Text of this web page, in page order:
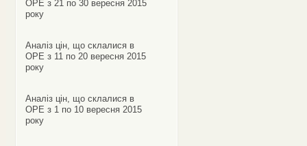
ОРЕ з 21 по 30 вересня 2015
року
Аналіз цін, що склалися в
ОРЕ з 11 по 20 вересня 2015
року
Аналіз цін, що склалися в
ОРЕ з 1 по 10 вересня 2015
року